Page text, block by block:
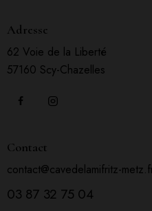
Adresse
62 Voie de la Liberté
57160 Scy-Chazelles
Contact
contact@cavedelamifritz-
03 87 32 75 04